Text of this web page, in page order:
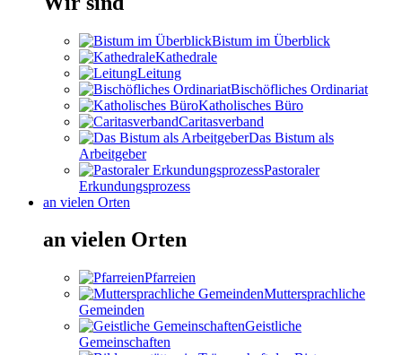
Bistum im Überblick
Kathedrale
Leitung
Bischöfliches Ordinariat
Katholisches Büro
Caritasverband
Das Bistum als
Arbeitgeber
Pastoraler
Erkundungsprozess
an vielen Orten
an vielen Orten
Pfarreien
Muttersprachliche
Gemeinden
Geistliche
Gemeinschaften